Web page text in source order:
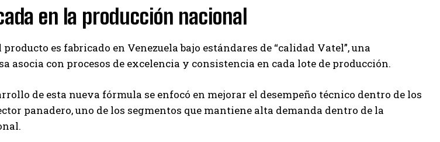
en la producción nacional
es fabricado en Venezuela bajo estándares de “calidad Vatel”, una
asocia con procesos de excelencia y consistencia en cada lote de producción.
de esta nueva fórmula se enfocó en mejorar el desempeño técnico dentro de los
panadero, uno de los segmentos que mantiene alta demanda dentro de la